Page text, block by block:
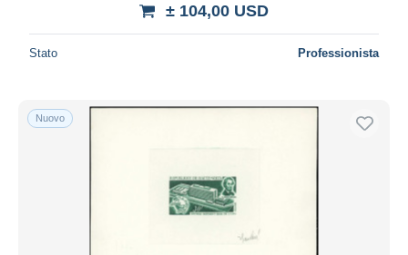
± 104,00 USD
Stato Professionista
Nuovo